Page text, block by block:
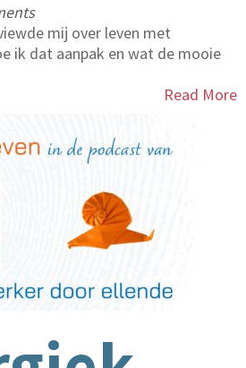
mij over leven met
ik dat aanpak en wat de mooie
Read More